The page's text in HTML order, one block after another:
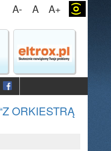
A- A A+ (o)
ORKIESTRĄ